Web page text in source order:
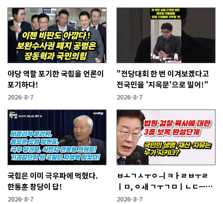
야당 역할 포기한 국힘을 언론이
포기하다!
2026-8-7
"전당대회 한 번 이겨보겠다고
전국민을 '지옥문'으로 밀어!"
2026-8-7
국힘은 이미 극우파에 먹혔다.
한동훈 창당이 답!
2026-8-7
ㅂㅗㄱㅅㅜㅇㅢ ㅋㅏㄹㅂㅜㄹ
ㅣㅁ, ㅇㅙ ㄱㅜㄱㅁㅣㄴㄷㅡㄹ
ㅇㅣ ㄷㅏㅇㅎㅐㅇㅑ ㅎㅏㄴㅏ?
2026-8-7